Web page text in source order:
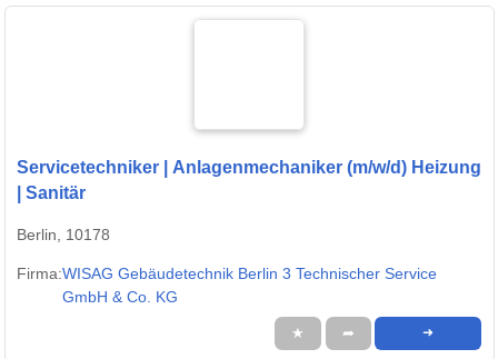
Servicetechniker | Anlagenmechaniker (m/w/d) Heizung
| Sanitär
Berlin, 10178
Firma:WISAG Gebäudetechnik Berlin 3 Technischer Service
GmbH & Co. KG
★ ➦ ➜